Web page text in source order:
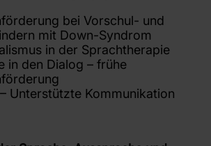
bei Vorschul- und
mit Down-Syndrom
in der Sprachtherapie
in den Dialog – frühe
Unterstützte Kommunikation